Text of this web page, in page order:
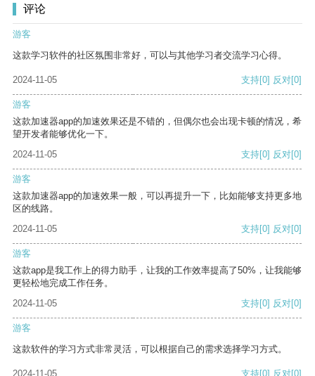
评论
游客
这款学习软件的社区氛围非常好，可以与其他学习者交流学习心得。
2024-11-05 支持[0] 反对[0]
游客
这款加速器app的加速效果还是不错的，但偶尔也会出现卡顿的情况，希
望开发者能够优化一下。
2024-11-05
支持[0] 反对[0]
游客
这款加速器app的加速效果一般，可以再提升一下，比如能够支持更多地
区的线路。
2024-11-05
支持[0] 反对[0]
游客
这款app是我工作上的得力助手，让我的工作效率提高了50%，让我能够
更轻松地完成工作任务。
2024-11-05
支持[0] 反对[0]
游客
这款软件的学习方式非常灵活，可以根据自己的需求选择学习方式。
2024-11-05 支持[0] 反对[0]